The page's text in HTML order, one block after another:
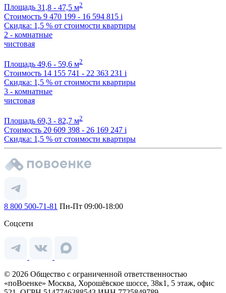
Площадь 31,8 - 47,5 м2
Стоимость 9 470 199 - 16 594 815 i
Скидка: 1,5 % от стоимости квартиры
2 - комнатные
чистовая
Площадь 49,6 - 59,6 м2
Стоимость 14 155 741 - 22 363 231 i
Скидка: 1,5 % от стоимости квартиры
3 - комнатные
чистовая
Площадь 69,3 - 82,7 м2
Стоимость 20 609 398 - 26 169 247 i
Скидка: 1,5 % от стоимости квартиры
8 800 500-71-81 Пн-Пт 09:00-18:00
Соцсети
© 2026 Общество с ограниченной ответственностью
«поВоенке» Москва, Хорошёвское шоссе, 38к1, 5 этаж, офис